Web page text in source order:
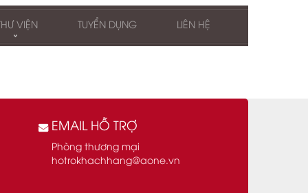
VIỆN TUYỂN DỤNG LIÊN HỆ
EMAIL HỖ TRỢ
Phòng thương mại
hotrokhachhang@aone.vn